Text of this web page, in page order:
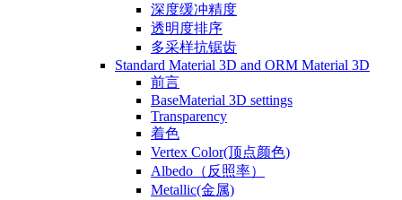
深度缓冲精度
透明度排序
多采样抗锯齿
Standard Material 3D and ORM Material 3D
前言
BaseMaterial 3D settings
Transparency
着色
Vertex Color(顶点颜色)
Albedo（反照率）
Metallic(金属)